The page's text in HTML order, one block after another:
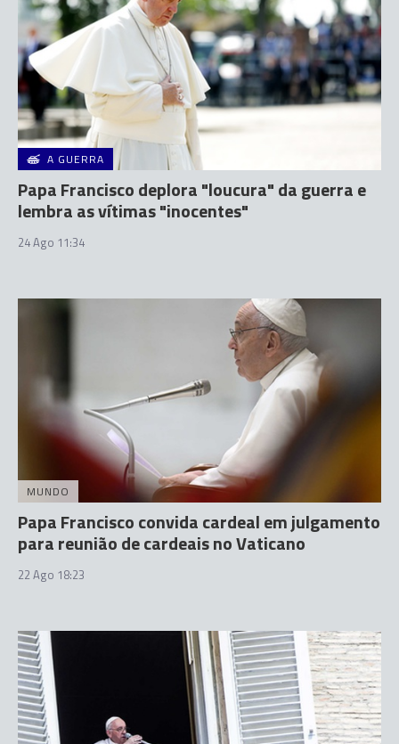
A GUERRA
Papa Francisco deplora "loucura" da guerra e
lembra as vítimas "inocentes"
24 Ago 11:34
MUNDO
Papa Francisco convida cardeal em julgamento
para reunião de cardeais no Vaticano
22 Ago 18:23